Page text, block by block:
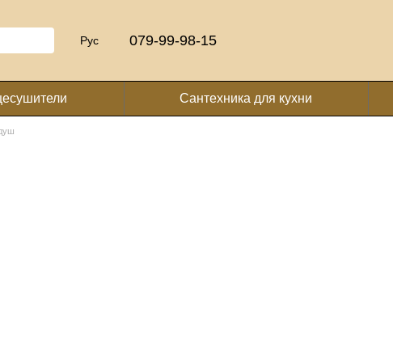
Рус 079-99-98-15
Сантехника для кухни